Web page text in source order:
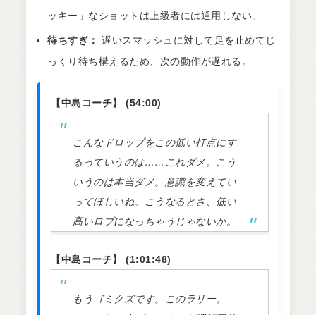
ッキー」なショットは上級者には通用しない。
待ちすぎ：
遅いスマッシュに対して足を止めてじ
っくり待ち構えるため、次の動作が遅れる。
【中島コーチ】 (54:00)
こんなドロップをこの低い打点にす
るっていうのは……これダメ。こう
いうのは本当ダメ。意識を変えてい
ってほしいね。こうなるとさ、低い
高いロブになっちゃうじゃないか。
【中島コーチ】 (1:01:48)
もうゴミクズです。このラリー。